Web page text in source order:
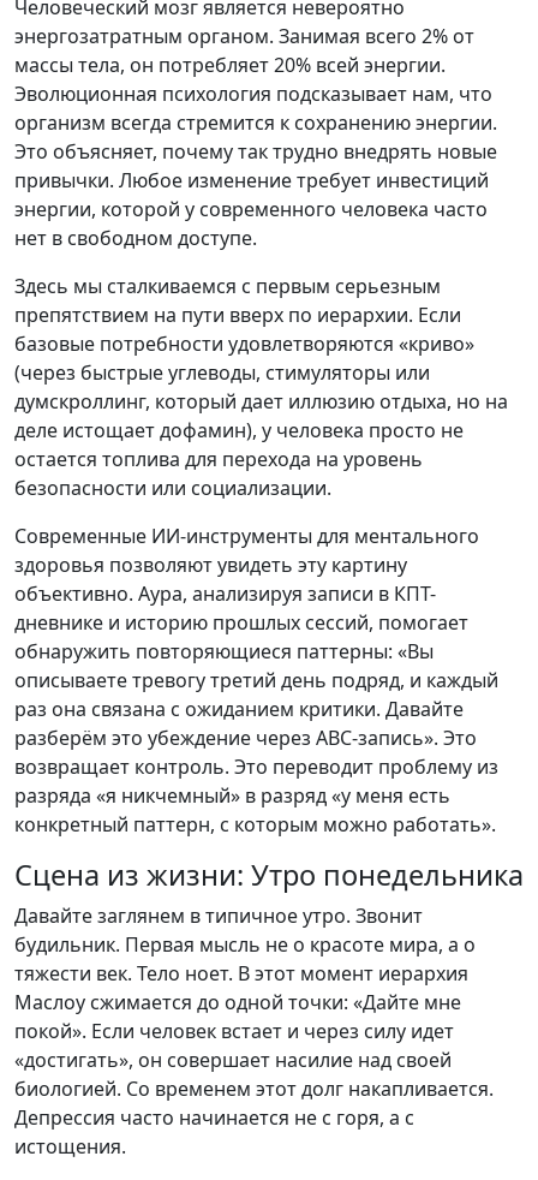
Человеческий мозг является невероятно
энергозатратным органом. Занимая всего 2% от
массы тела, он потребляет 20% всей энергии.
Эволюционная психология подсказывает нам, что
организм всегда стремится к сохранению энергии.
Это объясняет, почему так трудно внедрять новые
привычки. Любое изменение требует инвестиций
энергии, которой у современного человека часто
нет в свободном доступе.
Здесь мы сталкиваемся с первым серьезным
препятствием на пути вверх по иерархии. Если
базовые потребности удовлетворяются «криво»
(через быстрые углеводы, стимуляторы или
думскроллинг, который дает иллюзию отдыха, но на
деле истощает дофамин), у человека просто не
остается топлива для перехода на уровень
безопасности или социализации.
Современные ИИ-инструменты для ментального
здоровья позволяют увидеть эту картину
объективно. Аура, анализируя записи в КПТ-
дневнике и историю прошлых сессий, помогает
обнаружить повторяющиеся паттерны: «Вы
описываете тревогу третий день подряд, и каждый
раз она связана с ожиданием критики. Давайте
разберём это убеждение через ABC-запись». Это
возвращает контроль. Это переводит проблему из
разряда «я никчемный» в разряд «у меня есть
конкретный паттерн, с которым можно работать».
Сцена из жизни: Утро понедельника
Давайте заглянем в типичное утро. Звонит
будильник. Первая мысль не о красоте мира, а о
тяжести век. Тело ноет. В этот момент иерархия
Маслоу сжимается до одной точки: «Дайте мне
покой». Если человек встает и через силу идет
«достигать», он совершает насилие над своей
биологией. Со временем этот долг накапливается.
Депрессия часто начинается не с горя, а с
истощения.